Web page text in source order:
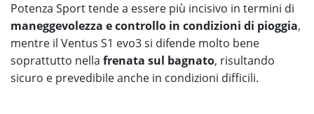
Potenza Sport tende a essere più incisivo in termini di
maneggevolezza e controllo in condizioni di pioggia,
mentre il Ventus S1 evo3 si difende molto bene
soprattutto nella frenata sul bagnato, risultando
sicuro e prevedibile anche in condizioni difficili.